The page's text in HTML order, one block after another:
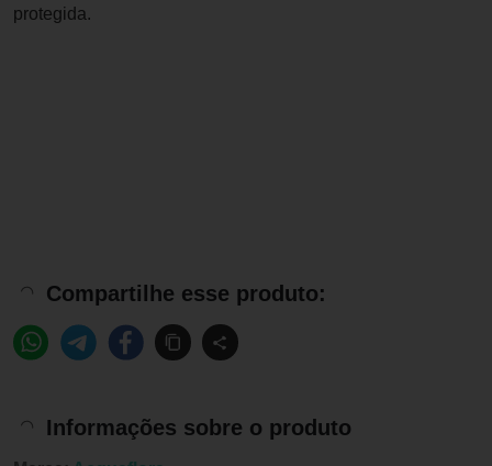
protegida.
Compartilhe esse produto:
Informações sobre o produto